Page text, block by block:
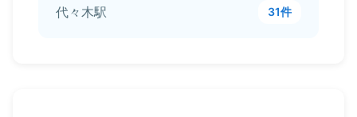
代々木駅 31件